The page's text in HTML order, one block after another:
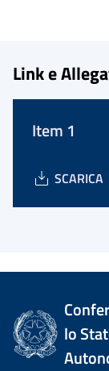
Link e
Item 1
SCARICA
lo